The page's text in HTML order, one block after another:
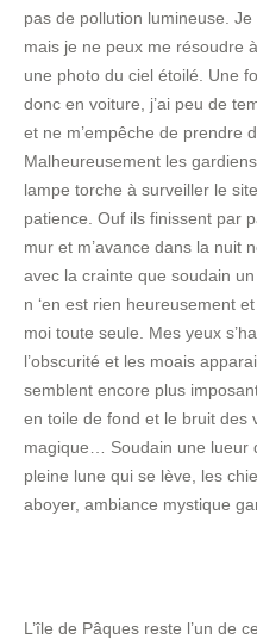
pas de pollution lumineuse.
mais je ne peux me résoudre
une photo du ciel étoilé. Une
donc en voiture, j’ai peu de
et ne m’empêche de prendre
Malheureusement les
lampe torche à surveiller le
patience. Ouf ils finissent par
mur et m’avance dans la nuit
avec la crainte que soudain
n ‘en est rien heureusement
moi toute seule. Mes yeux
l’obscurité et les moais
semblent encore plus
en toile de fond et le bruit des
magique… Soudain une lueur
pleine lune qui se lève, les
aboyer, ambiance mystique
L’île de Pâques reste l’un de